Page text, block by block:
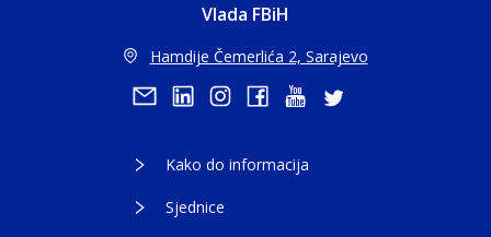
Vlada FBiH
Hamdije Čemerlića 2, Sarajevo
Kako do informacija
Sjednice